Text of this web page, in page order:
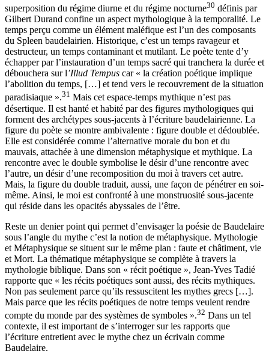
Or, l’étude de l’espace est inséparable de celle du temps. La
superposition du régime diurne et du régime nocturne30définis par
Gilbert Durand confine un aspect mythologique à la temporalité. Le
temps perçu comme un élément maléfique est l’un des composants
du Spleen baudelairien. Historique, c’est un temps ravageur et
destructeur, un temps contaminant et mutilant. Le poète tente d’y
échapper par l’instauration d’un temps sacré qui tranchera la durée et
débouchera sur l’Illud Tempuscar « la création poétique implique
l’abolition du temps, […] et tend vers le recouvrement de la situation
paradisiaque ».31Mais cet espace-temps mythique n’est pas
désertique. Il est hanté et habité par des figures mythologiques qui
forment des archétypes sous-jacents à l’écriture baudelairienne. La
figure du poète se montre ambivalente : figure double et dédoublée.
Elle est considérée comme l’alternative morale du bon et du
mauvais, attachée à une dimension métaphysique et mythique. La
rencontre avec le double symbolise le désir d’une rencontre avec
l’autre, un désir d’une recomposition du moi à travers cet autre.
Mais, la figure du double traduit, aussi, une façon de pénétrer en soi-
même. Ainsi, le moi est confronté à une monstruosité sous-jacente
Reste un denier point qui permet d’envisager la poésie de Baudelaire
sous l’angle du mythe c’est la notion de métaphysique. Mythologie
et Métaphysique se situent sur le même plan : faute et châtiment, vie
et Mort. La thématique métaphysique se complète à travers la
mythologie biblique. Dans son « récit poétique », Jean-Yves Tadié
rapporte que « les récits poétiques sont aussi, des récits mythiques.
Non pas seulement parce qu’ils ressuscitent les mythes grecs […].
Mais parce que les récits poétiques de notre temps veulent rendre
compte du monde par des systèmes de symboles ».32Dans un tel
contexte, il est important de s’interroger sur les rapports que
l’écriture entretient avec le mythe chez un écrivain comme